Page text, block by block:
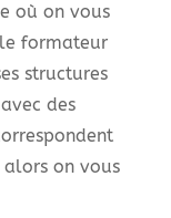
où on vous
formateur
structures
des
on vous